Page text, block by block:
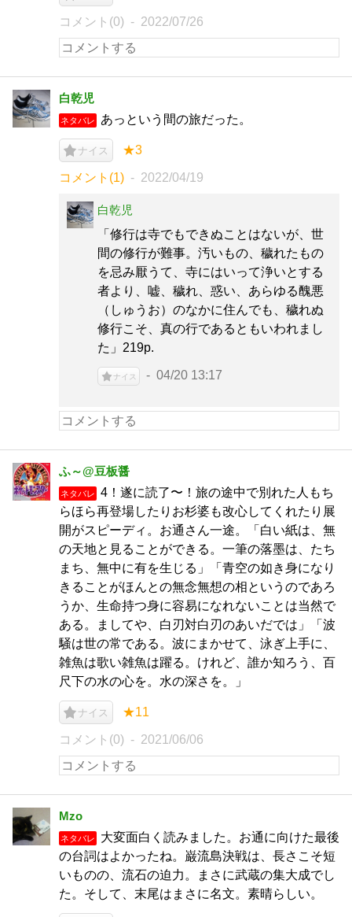
コメント(0) 2022/07/26
白乾児
ネタバレ あっという間の旅だった。
ナイス ★3
コメント(1) 2022/04/19
白乾児
「修行は寺でもできぬことはないが、世
間の修行が難事。汚いもの、穢れたもの
を忌み厭うて、寺にはいって浄いとする
者より、嘘、穢れ、惑い、あらゆる醜悪
（しゅうお）のなかに住んでも、穢れぬ
修行こそ、真の行であるともいわれまし
た」219p.
ナイス 04/20 13:17
ふ～@豆板醤
ネタバレ
4！遂に読了〜！旅の途中で別れた人もち
らほら再登場したりお杉婆も改心してくれたり展
開がスピーディ。お通さん一途。「白い紙は、無
の天地と見ることができる。一筆の落墨は、たち
まち、無中に有を生じる」「青空の如き身になり
きることがほんとの無念無想の相というのであろ
うか、生命持つ身に容易になれないことは当然で
ある。ましてや、白刃対白刃のあいだでは」「波
騒は世の常である。波にまかせて、泳ぎ上手に、
雑魚は歌い雑魚は躍る。けれど、誰か知ろう、百
尺下の水の心を。水の深さを。」
ナイス ★11
コメント(0) 2021/06/06
Mzo
ネタバレ
大変面白く読みました。お通に向けた最後
の台詞はよかったね。巌流島決戦は、長さこそ短
いものの、流石の迫力。まさに武蔵の集大成でし
た。そして、末尾はまさに名文。素晴らしい。